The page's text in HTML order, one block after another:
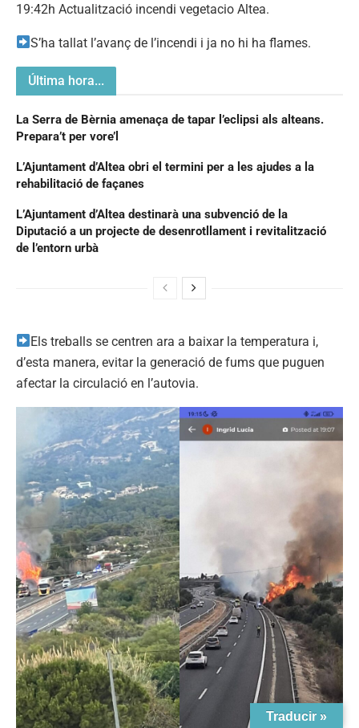
19:42h Actualització incendi vegetacio Altea.
S’ha tallat l’avanç de l’incendi i ja no hi ha flames.
Última hora...
La Serra de Bèrnia amenaça de tapar l’eclipsi als alteans.
Prepara’t per vore’l
L’Ajuntament d’Altea obri el termini per a les ajudes a la
rehabilitació de façanes
L’Ajuntament d’Altea destinarà una subvenció de la
Diputació a un projecte de desenrotllament i revitalització
de l’entorn urbà
Els treballs se centren ara a baixar la temperatura i,
d’esta manera, evitar la generació de fums que puguen
afectar la circulació en l’autovia.
Traducir »